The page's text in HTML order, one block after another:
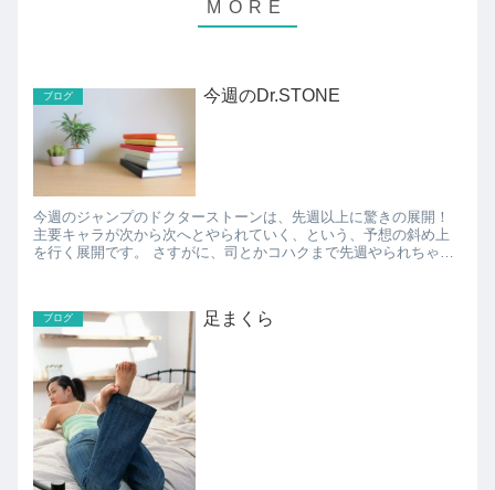
ブログ 今週のDr.STONE
今週のジャンプのドクターストーンは、先週以上に驚きの展開！
主要キャラが次から次へとやられていく、という、予想の斜め上
を行く展開です。 さすがに、司とかコハクまで先週やられちゃっ
ブログ 足まくら